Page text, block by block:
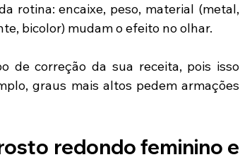
rotina: encaixe, peso, material (metal,
bicolor) mudam o efeito no olhar.
de correção da sua receita, pois isso
graus mais altos pedem armações
redondo feminino e